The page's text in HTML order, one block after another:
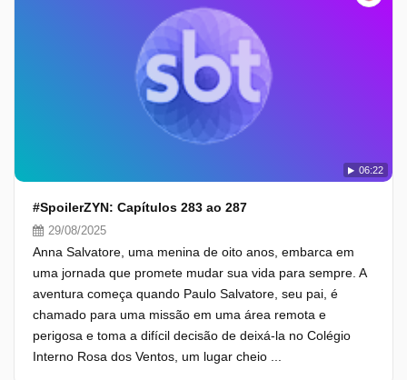
06:22
#SpoilerZYN: Capítulos 283 ao 287
29/08/2025
Anna Salvatore, uma menina de oito anos, embarca em
uma jornada que promete mudar sua vida para sempre. A
aventura começa quando Paulo Salvatore, seu pai, é
chamado para uma missão em uma área remota e
perigosa e toma a difícil decisão de deixá-la no Colégio
Interno Rosa dos Ventos, um lugar cheio ...